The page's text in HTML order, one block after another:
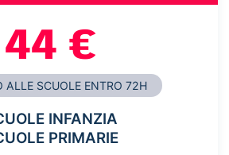
44 €
ALLE SCUOLE ENTRO 72H
INFANZIA
PRIMARIE